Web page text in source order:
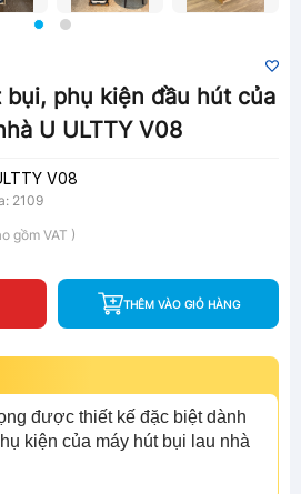
bụi, phụ kiện đầu hút của
U ULTTY V08
V08
2109
gồm VAT )
THÊM VÀO GIỎ HÀNG
được thiết kế đặc biệt dành
kiện của máy hút bụi lau nhà